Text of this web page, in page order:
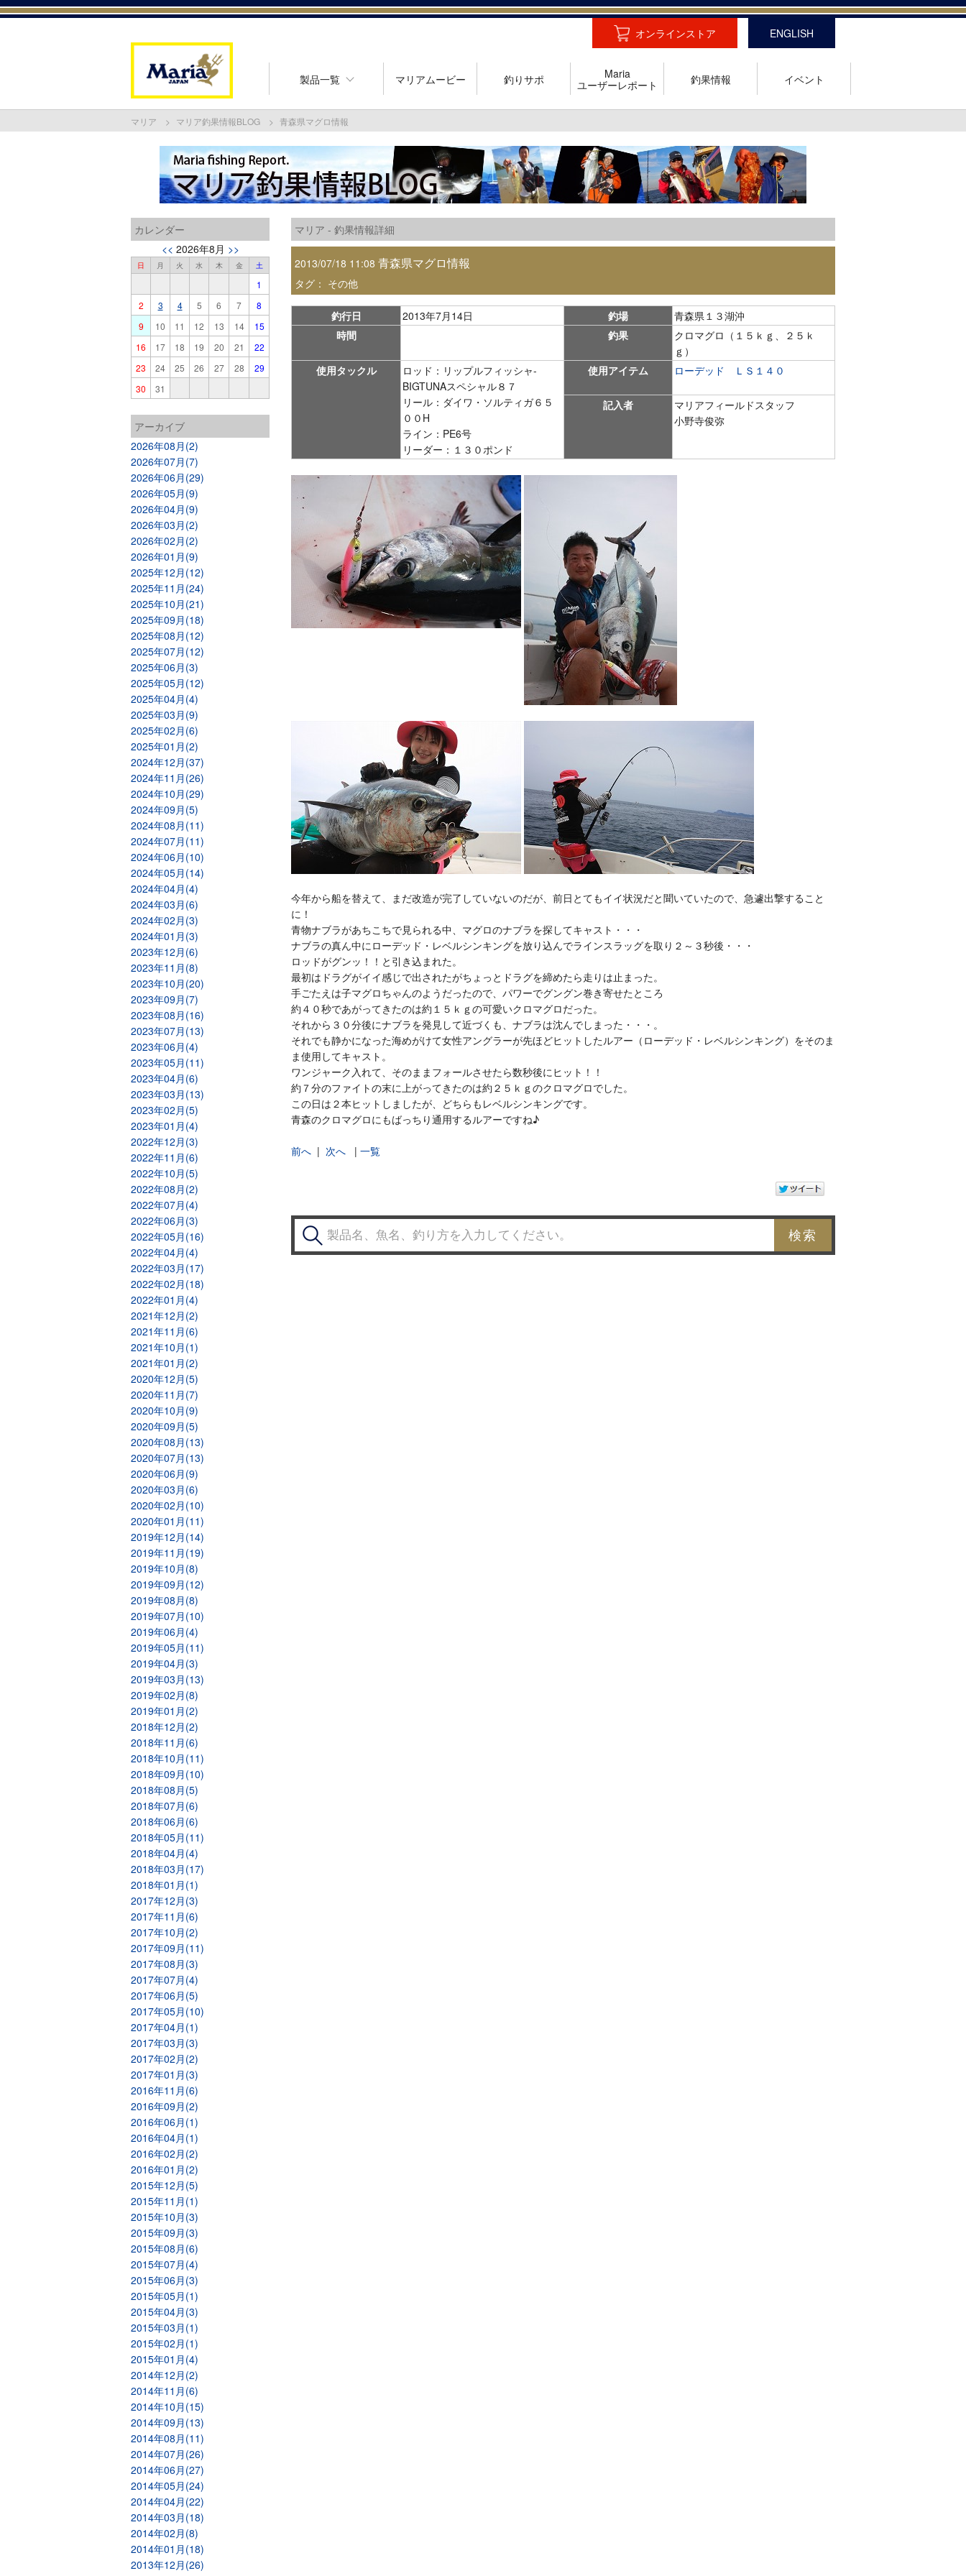
オンラインストア ENGLISH
製品一覧 マリアムービー 釣りサポ
Maria
ユーザーレポート
釣果情報 イベント
マリア マリア釣果情報BLOG 青森県マグロ情報
カレンダー
<< 2026年8月 >>
日 月 火 水 木 金 土
1
2
3 4 5 6 7
8
9
10 11 12 13 14
15
16
17 18 19 20 21
22
23
24 25 26 27 28
29
30
31
アーカイブ
2026年08月(2)
2026年07月(7)
2026年06月(29)
2026年05月(9)
2026年04月(9)
2026年03月(2)
2026年02月(2)
2026年01月(9)
2025年12月(12)
2025年11月(24)
2025年10月(21)
2025年09月(18)
2025年08月(12)
2025年07月(12)
2025年06月(3)
2025年05月(12)
2025年04月(4)
2025年03月(9)
2025年02月(6)
2025年01月(2)
2024年12月(37)
2024年11月(26)
2024年10月(29)
2024年09月(5)
2024年08月(11)
2024年07月(11)
2024年06月(10)
2024年05月(14)
2024年04月(4)
2024年03月(6)
2024年02月(3)
2024年01月(3)
2023年12月(6)
2023年11月(8)
2023年10月(20)
2023年09月(7)
2023年08月(16)
2023年07月(13)
2023年06月(4)
2023年05月(11)
2023年04月(6)
2023年03月(13)
2023年02月(5)
2023年01月(4)
2022年12月(3)
2022年11月(6)
2022年10月(5)
2022年08月(2)
2022年07月(4)
2022年06月(3)
2022年05月(16)
2022年04月(4)
2022年03月(17)
2022年02月(18)
2022年01月(4)
2021年12月(2)
2021年11月(6)
2021年10月(1)
2021年01月(2)
2020年12月(5)
2020年11月(7)
2020年10月(9)
2020年09月(5)
2020年08月(13)
2020年07月(13)
2020年06月(9)
2020年03月(6)
2020年02月(10)
2020年01月(11)
2019年12月(14)
2019年11月(19)
2019年10月(8)
2019年09月(12)
2019年08月(8)
2019年07月(10)
2019年06月(4)
2019年05月(11)
2019年04月(3)
2019年03月(13)
2019年02月(8)
2019年01月(2)
2018年12月(2)
2018年11月(6)
2018年10月(11)
2018年09月(10)
2018年08月(5)
2018年07月(6)
2018年06月(6)
2018年05月(11)
2018年04月(4)
2018年03月(17)
2018年01月(1)
2017年12月(3)
2017年11月(6)
2017年10月(2)
2017年09月(11)
2017年08月(3)
2017年07月(4)
2017年06月(5)
2017年05月(10)
2017年04月(1)
2017年03月(3)
2017年02月(2)
2017年01月(3)
2016年11月(6)
2016年09月(2)
2016年06月(1)
2016年04月(1)
2016年02月(2)
2016年01月(2)
2015年12月(5)
2015年11月(1)
2015年10月(3)
2015年09月(3)
2015年08月(6)
2015年07月(4)
2015年06月(3)
2015年05月(1)
2015年04月(3)
2015年03月(1)
2015年02月(1)
2015年01月(4)
2014年12月(2)
2014年11月(6)
2014年10月(15)
2014年09月(13)
2014年08月(11)
2014年07月(26)
2014年06月(27)
2014年05月(24)
2014年04月(22)
2014年03月(18)
2014年02月(8)
2014年01月(18)
2013年12月(26)
マリア - 釣果情報詳細
2013/07/18 11:08 青森県マグロ情報
タグ： その他
釣行日 2013年7月14日 釣場
青森県１３湖沖
時間
釣果
クロマグロ（１５ｋｇ、２５ｋ
ｇ）
使用タックル
ロッド：リップルフィッシャ-
BIGTUNAスペシャル８７
リール：ダイワ・ソルティガ６５
００H
ライン：PE6号
リーダー：１３０ポンド
使用アイテム ローデッド ＬＳ１４０
記入者
マリアフィールドスタッフ
小野寺俊弥
今年から船を替えて、まだ改造が完了していないのだが、前日とてもイイ状況だと聞いていたので、急遽出撃すること
に！
青物ナブラがあちこちで見られる中、マグロのナブラを探してキャスト・・・
ナブラの真ん中にローデッド・レベルシンキングを放り込んでラインスラッグを取り２～３秒後・・・
ロッドがグンッ！！と引き込まれた。
最初はドラグがイイ感じで出されたがちょっとドラグを締めたら走りは止まった。
手ごたえは子マグロちゃんのようだったので、パワーでグングン巻き寄せたところ
約４０秒であがってきたのは約１５ｋｇの可愛いクロマグロだった。
それから３０分後にナブラを発見して近づくも、ナブラは沈んでしまった・・・。
それでも静かになった海めがけて女性アングラーが先ほどヒットしたルアー（ローデッド・レベルシンキング）をそのま
ま使用してキャスト。
ワンジャーク入れて、そのままフォールさせたら数秒後にヒット！！
約７分のファイトの末に上がってきたのは約２５ｋｇのクロマグロでした。
この日は２本ヒットしましたが、どちらもレベルシンキングです。
青森のクロマグロにもばっちり通用するルアーですね♪
前へ | 次へ | 一覧